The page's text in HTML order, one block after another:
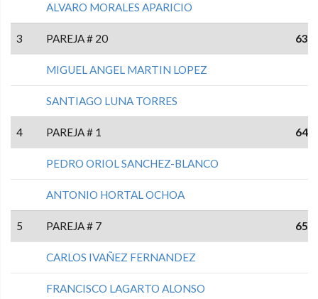
ALVARO MORALES APARICIO
3 PAREJA # 20 63
MIGUEL ANGEL MARTIN LOPEZ
SANTIAGO LUNA TORRES
4 PAREJA # 1 64
PEDRO ORIOL SANCHEZ-BLANCO
ANTONIO HORTAL OCHOA
5 PAREJA # 7 65
CARLOS IVAÑEZ FERNANDEZ
FRANCISCO LAGARTO ALONSO